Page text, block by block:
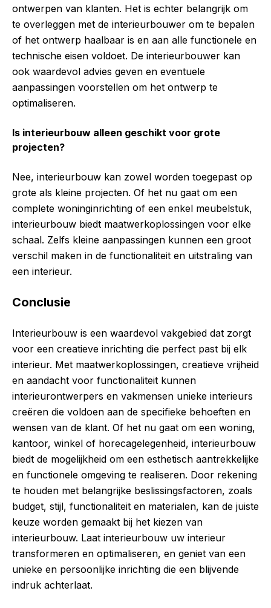
ontwerpen van klanten. Het is echter belangrijk om
te overleggen met de interieurbouwer om te bepalen
of het ontwerp haalbaar is en aan alle functionele en
technische eisen voldoet. De interieurbouwer kan
ook waardevol advies geven en eventuele
aanpassingen voorstellen om het ontwerp te
optimaliseren.
Is interieurbouw alleen geschikt voor grote
projecten?
Nee, interieurbouw kan zowel worden toegepast op
grote als kleine projecten. Of het nu gaat om een
complete woninginrichting of een enkel meubelstuk,
interieurbouw biedt maatwerkoplossingen voor elke
schaal. Zelfs kleine aanpassingen kunnen een groot
verschil maken in de functionaliteit en uitstraling van
een interieur.
Conclusie
Interieurbouw is een waardevol vakgebied dat zorgt
voor een creatieve inrichting die perfect past bij elk
interieur. Met maatwerkoplossingen, creatieve vrijheid
en aandacht voor functionaliteit kunnen
interieurontwerpers en vakmensen unieke interieurs
creëren die voldoen aan de specifieke behoeften en
wensen van de klant. Of het nu gaat om een woning,
kantoor, winkel of horecagelegenheid, interieurbouw
biedt de mogelijkheid om een esthetisch aantrekkelijke
en functionele omgeving te realiseren. Door rekening
te houden met belangrijke beslissingsfactoren, zoals
budget, stijl, functionaliteit en materialen, kan de juiste
keuze worden gemaakt bij het kiezen van
interieurbouw. Laat interieurbouw uw interieur
transformeren en optimaliseren, en geniet van een
unieke en persoonlijke inrichting die een blijvende
indruk achterlaat.